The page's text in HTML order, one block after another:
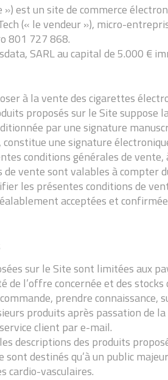
est un site de commerce
(« le vendeur »), micro-
801 727 868.
SARL au capital de 5.000 €
à la vente des cigarettes
proposés sur le Site
par une signature
une signature
conditions générales de
vente sont valables à
les présentes conditions de
acceptées et
sur le Site sont limitées aux
l’offre concernée et des stocks
prendre connaissance,
produits après passation
client par e-mail.
descriptions des produits
destinés qu’à un public
cardio-vasculaires.